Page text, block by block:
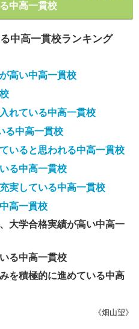
中高一貫校
中高一貫校ランキング
高い中高一貫校
れている中高一貫校
る中高一貫校
いると思われる中高一貫校
る中高一貫校
実している中高一貫校
高一貫校
大学合格実績が高い中高一
る中高一貫校
を積極的に進めている中高
《畑山望》